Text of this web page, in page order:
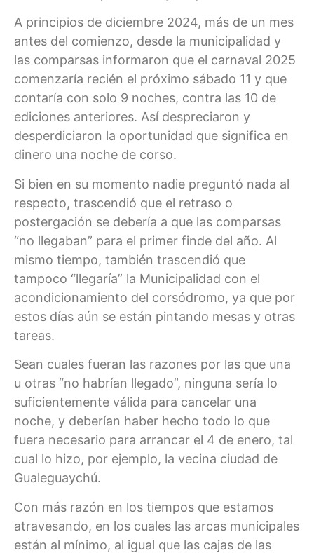
A principios de diciembre 2024, más de un mes
antes del comienzo, desde la municipalidad y
las comparsas informaron que el carnaval 2025
comenzaría recién el próximo sábado 11 y que
contaría con solo 9 noches, contra las 10 de
ediciones anteriores. Así despreciaron y
desperdiciaron la oportunidad que significa en
dinero una noche de corso.
Si bien en su momento nadie preguntó nada al
respecto, trascendió que el retraso o
postergación se debería a que las comparsas
“no llegaban” para el primer finde del año. Al
mismo tiempo, también trascendió que
tampoco “llegaría” la Municipalidad con el
acondicionamiento del corsódromo, ya que por
estos días aún se están pintando mesas y otras
tareas.
Sean cuales fueran las razones por las que una
u otras “no habrían llegado”, ninguna sería lo
suficientemente válida para cancelar una
noche, y deberían haber hecho todo lo que
fuera necesario para arrancar el 4 de enero, tal
cual lo hizo, por ejemplo, la vecina ciudad de
Gualeguaychú.
Con más razón en los tiempos que estamos
atravesando, en los cuales las arcas municipales
están al mínimo, al igual que las cajas de las